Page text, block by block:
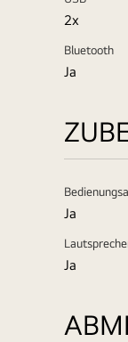
2x
Bluetooth
Ja
Ja
Ja